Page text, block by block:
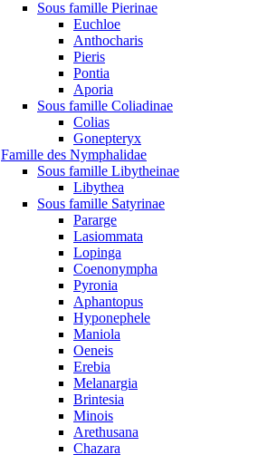
Sous famille Pierinae
Euchloe
Anthocharis
Pieris
Pontia
Aporia
Sous famille Coliadinae
Colias
Gonepteryx
Famille des Nymphalidae
Sous famille Libytheinae
Libythea
Sous famille Satyrinae
Pararge
Lasiommata
Lopinga
Coenonympha
Pyronia
Aphantopus
Hyponephele
Maniola
Oeneis
Erebia
Melanargia
Brintesia
Minois
Arethusana
Chazara